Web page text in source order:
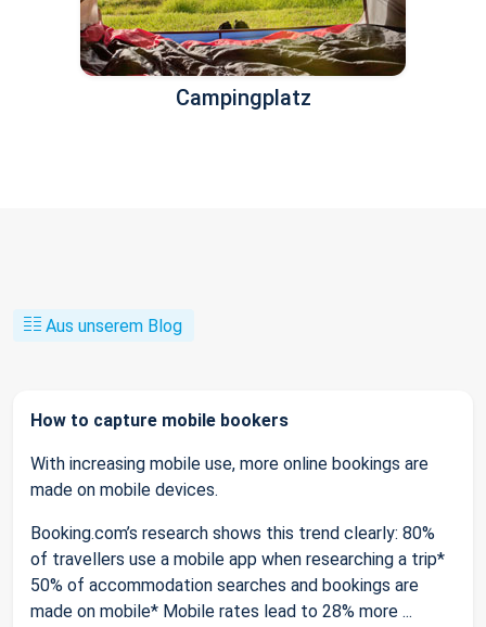
Campingplatz
Aus unserem Blog
How to capture mobile bookers
With increasing mobile use, more online bookings are
made on mobile devices.
Booking.com’s research shows this trend clearly: 80%
of travellers use a mobile app when researching a trip*
50% of accommodation searches and bookings are
made on mobile* Mobile rates lead to 28% more ...